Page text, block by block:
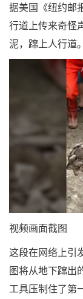
据美国《纽约邮
行道上传来奇怪
泥，蹿上人行道。
视频画面截图
这段在网络上引
图将从地下蹿出
工具压制住了第